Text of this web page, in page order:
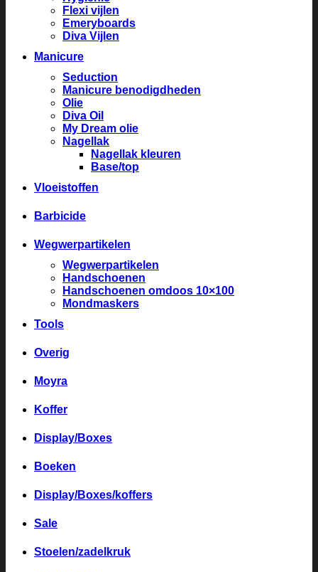
Flexi vijlen
Emeryboards
Diva Vijlen
Manicure
Seduction
Manicure benodigdheden
Olie
Diva Oil
My Dream olie
Nagellak
Nagellak kleuren
Base/top
Vloeistoffen
Barbicide
Wegwerpartikelen
Wegwerpartikelen
Handschoenen
Handschoenen omdoos 10×100
Mondmaskers
Tools
Overig
Moyra
Koffer
Display/Boxes
Boeken
Display/Boxes/koffers
Sale
Stoelen/zadelkruk